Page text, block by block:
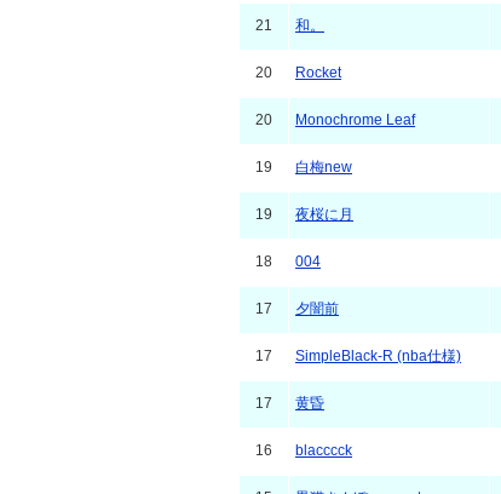
21 和。
20 Rocket
20 Monochrome Leaf
19 白梅new
19 夜桜に月
18 004
17 夕闇前
17 SimpleBlack-R (nba仕様)
17 黄昏
16 blacccck